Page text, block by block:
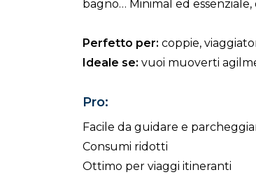
bagno… Minimal ed
Perfetto per: coppie,
Ideale se: vuoi muoverti
Pro:
Facile da guidare e
Consumi ridotti
Ottimo per viaggi itineranti